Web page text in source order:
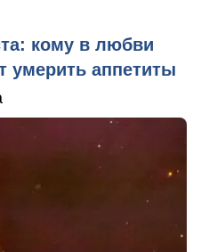
кому в любви
умерить аппетиты